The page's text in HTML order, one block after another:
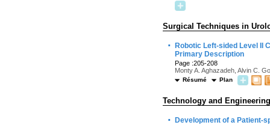
Surgical Techniques in
·
Robotic Left-sided Level II
Primary Description
Page :205-208
Monty A. Aghazadeh, Alvin C.
Résumé Plan
Technology and Engineering
·
Development of a Patient-